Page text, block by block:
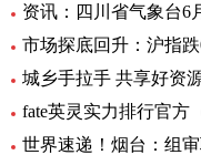
资讯：四川省气象台6
市场探底回升：沪指
fate英灵实力排行官方
世界速递！烟台：组